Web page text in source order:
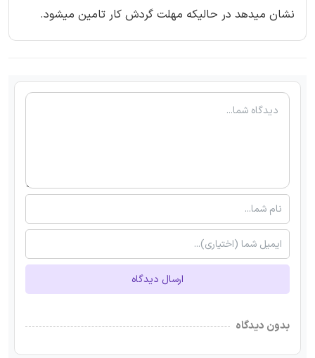
نشان میدهد در حالیکه مهلت گردش کار تامین میشود.
ارسال دیدگاه
بدون دیدگاه